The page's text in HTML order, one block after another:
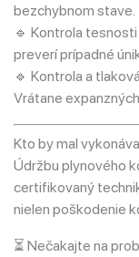
bezchybnom stave.
🔹 Kontrola
preverí prípadné
🔹 Kontrola a
Vrátane
Kto by mal
Údržbu plynového
certifikovaný
nielen poškodenie
⏳ Nečakajte na